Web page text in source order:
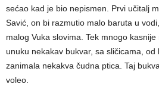
sećao kad je bio nepismen. Prvi učitalј
Savić, on bi razmutio malo baruta u
malog Vuka slovima. Tek mnogo
unuku nekakav bukvar, sa sličicama, od
zanimala nekakva čudna ptica. Taj
voleo.